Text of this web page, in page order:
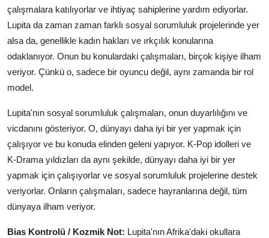
çalışmalara katılıyorlar ve ihtiyaç sahiplerine yardım ediyorlar.
Lupita da zaman zaman farklı sosyal sorumluluk projelerinde yer
alsa da, genellikle kadın hakları ve ırkçılık konularına
odaklanıyor. Onun bu konulardaki çalışmaları, birçok kişiye ilham
veriyor. Çünkü o, sadece bir oyuncu değil, aynı zamanda bir rol
model.
Lupita'nın sosyal sorumluluk çalışmaları, onun duyarlılığını ve
vicdanını gösteriyor. O, dünyayı daha iyi bir yer yapmak için
çalışıyor ve bu konuda elinden geleni yapıyor. K-Pop idolleri ve
K-Drama yıldızları da aynı şekilde, dünyayı daha iyi bir yer
yapmak için çalışıyorlar ve sosyal sorumluluk projelerine destek
veriyorlar. Onların çalışmaları, sadece hayranlarına değil, tüm
dünyaya ilham veriyor.
Bias Kontrolü / Kozmik Not: Lupita'nın Afrika'daki okullara